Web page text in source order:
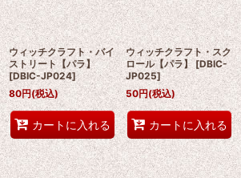
ウィッチクラフト・バイ
ストリート【パラ】
[DBIC-JP024]
80円(税込)
カートに入れる
ウィッチクラフト・スク
ロール【パラ】 [DBIC-
JP025]
50円(税込)
カートに入れる